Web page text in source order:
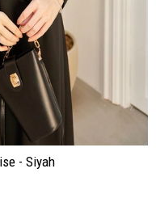
- Siyah